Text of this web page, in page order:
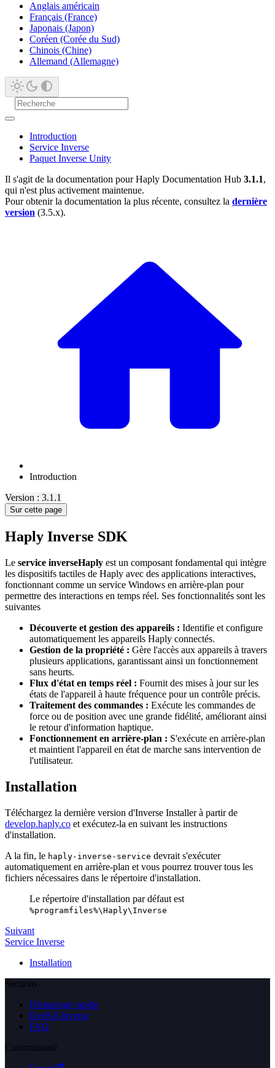
Anglais américain
Français (France)
Japonais (Japon)
Coréen (Corée du Sud)
Chinois (Chine)
Allemand (Allemagne)
Introduction
Service Inverse
Paquet Inverse Unity
Il s'agit de la documentation pour Haply Documentation Hub 3.1.1,
qui n'est plus activement maintenue.
Pour obtenir la documentation la plus récente, consultez la dernière
version (3.5.x).
Introduction
Version : 3.1.1
Sur cette page
Haply Inverse SDK
Le service inverseHaply est un composant fondamental qui intègre
les dispositifs tactiles de Haply avec des applications interactives,
fonctionnant comme un service Windows en arrière-plan pour
permettre des interactions en temps réel. Ses fonctionnalités sont les
suivantes
Découverte et gestion des appareils : Identifie et configure
automatiquement les appareils Haply connectés.
Gestion de la propriété : Gère l'accès aux appareils à travers
plusieurs applications, garantissant ainsi un fonctionnement
sans heurts.
Flux d'état en temps réel : Fournit des mises à jour sur les
états de l'appareil à haute fréquence pour un contrôle précis.
Traitement des commandes : Exécute les commandes de
force ou de position avec une grande fidélité, améliorant ainsi
le retour d'information haptique.
Fonctionnement en arrière-plan : S'exécute en arrière-plan
et maintient l'appareil en état de marche sans intervention de
l'utilisateur.
Installation
Téléchargez la dernière version d'Inverse Installer à partir de
develop.haply.co et exécutez-la en suivant les instructions
d'installation.
A la fin, le haply-inverse-service devrait s'exécuter
automatiquement en arrière-plan et vous pourrez trouver tous les
fichiers nécessaires dans le répertoire d'installation.
Le répertoire d'installation par défaut est
%programfiles%\Haply\Inverse
Suivant
Service Inverse
Installation
Sections
Démarrage rapide
DevKit Inverse
FAQ
Communauté